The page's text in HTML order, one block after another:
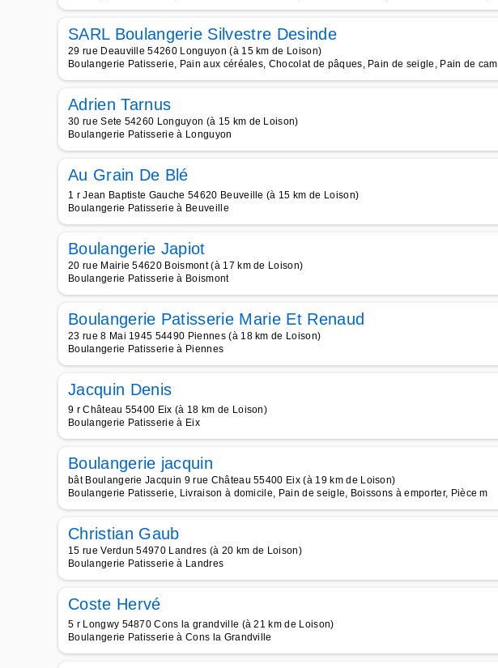
SARL Boulangerie Silvestre Desinde
29 rue Deauville 54260 Longuyon (à 15 km de Loison)
Boulangerie Patisserie, Pain aux céréales, Chocolat de pâques, Pain de seigle, Pain de cam
Adrien Tarnus
30 rue Sete 54260 Longuyon (à 15 km de Loison)
Boulangerie Patisserie à Longuyon
Au Grain De Blé
1 r Jean Baptiste Gauche 54620 Beuveille (à 15 km de Loison)
Boulangerie Patisserie à Beuveille
Boulangerie Japiot
20 rue Mairie 54620 Boismont (à 17 km de Loison)
Boulangerie Patisserie à Boismont
Boulangerie Patisserie Marie Et Renaud
23 rue 8 Mai 1945 54490 Piennes (à 18 km de Loison)
Boulangerie Patisserie à Piennes
Jacquin Denis
9 r Château 55400 Eix (à 18 km de Loison)
Boulangerie Patisserie à Eix
Boulangerie jacquin
bât Boulangerie Jacquin 9 rue Château 55400 Eix (à 19 km de Loison)
Boulangerie Patisserie, Livraison à domicile, Pain de seigle, Boissons à emporter, Pièce m
Christian Gaub
15 rue Verdun 54970 Landres (à 20 km de Loison)
Boulangerie Patisserie à Landres
Coste Hervé
5 r Longwy 54870 Cons la grandville (à 21 km de Loison)
Boulangerie Patisserie à Cons la Grandville